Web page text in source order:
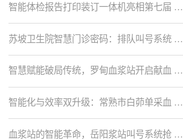
智能体检报告打印装订一体机亮相第七届 …
苏坡卫生院智慧门诊密码：排队叫号系统 …
智慧赋能破局传统，罗甸血浆站开启献血 …
智能化与效率双升级：常熟市白茆单采血 …
血浆站的智能革命，岳阳浆站叫号系统抢 …